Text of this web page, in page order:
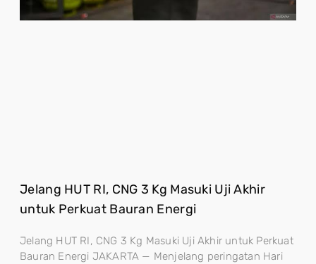
Jelang HUT RI, CNG 3 Kg Masuki Uji Akhir
untuk Perkuat Bauran Energi
Jelang HUT RI, CNG 3 Kg Masuki Uji Akhir untuk Perkuat
Bauran Energi JAKARTA — Menjelang peringatan Hari